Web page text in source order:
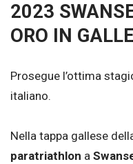
2023
ORO IN
Prosegue l’ottima
italiano.
Nella tappa gallese
paratriathlon a